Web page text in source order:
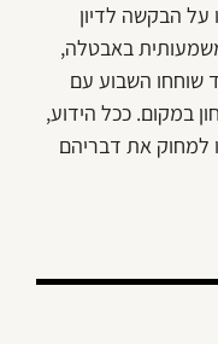
שחתמו על הבקשה לדיון
באבטלה,
שוחחו השבוע עם
במקום. ככל הידוע,
למחוק את דבריהם